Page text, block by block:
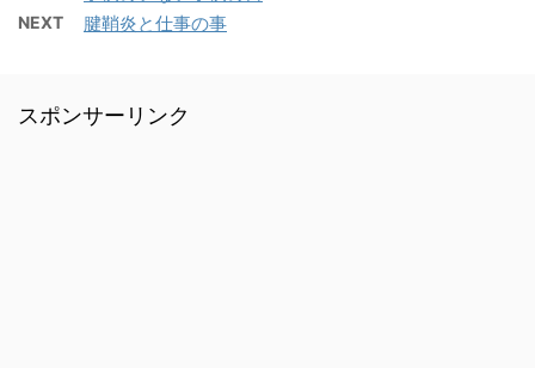
NEXT 腱鞘炎と仕事の事
スポンサーリンク